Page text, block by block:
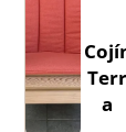
Terr
a